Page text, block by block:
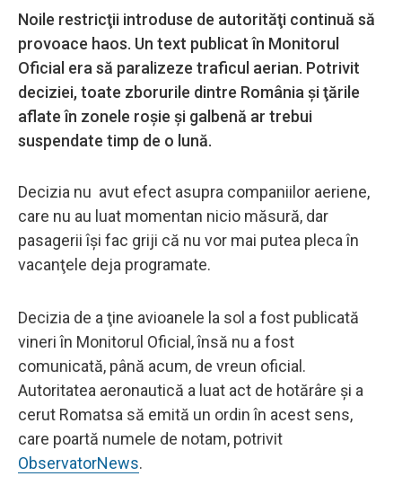
Noile restricţii introduse de autorităţi continuă să
provoace haos. Un text publicat în Monitorul
Oficial era să paralizeze traficul aerian. Potrivit
deciziei, toate zborurile dintre România şi ţările
aflate în zonele roşie şi galbenă ar trebui
suspendate timp de o lună.
Decizia nu avut efect asupra companiilor aeriene,
care nu au luat momentan nicio măsură, dar
pasagerii îşi fac griji că nu vor mai putea pleca în
vacanţele deja programate.
Decizia de a ţine avioanele la sol a fost publicată
vineri în Monitorul Oficial, însă nu a fost
comunicată, până acum, de vreun oficial.
Autoritatea aeronautică a luat act de hotărâre şi a
cerut Romatsa să emită un ordin în acest sens,
care poartă numele de notam, potrivit
ObservatorNews.